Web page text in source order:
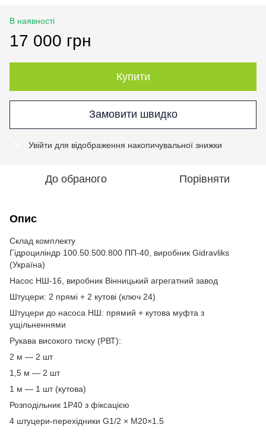
В наявності
17 000 грн
Купити
Замовити швидко
Увійти для відображення накопичувальної знижки
До обраного Порівняти
Опис
Склад комплекту
Гідроциліндр 100.50.500.800 ПП-40, виробник Gidravliks
(Україна)
Насос НШ-16, виробник Вінницький агрегатний завод
Штуцери: 2 прямі + 2 кутові (ключ 24)
Штуцери до насоса НШ: прямий + кутова муфта з
ущільненнями
Рукава високого тиску (РВТ):
2 м — 2 шт
1,5 м — 2 шт
1 м — 1 шт (кутова)
Розподільник 1Р40 з фіксацією
4 штуцери-перехідники G1/2 × М20×1.5